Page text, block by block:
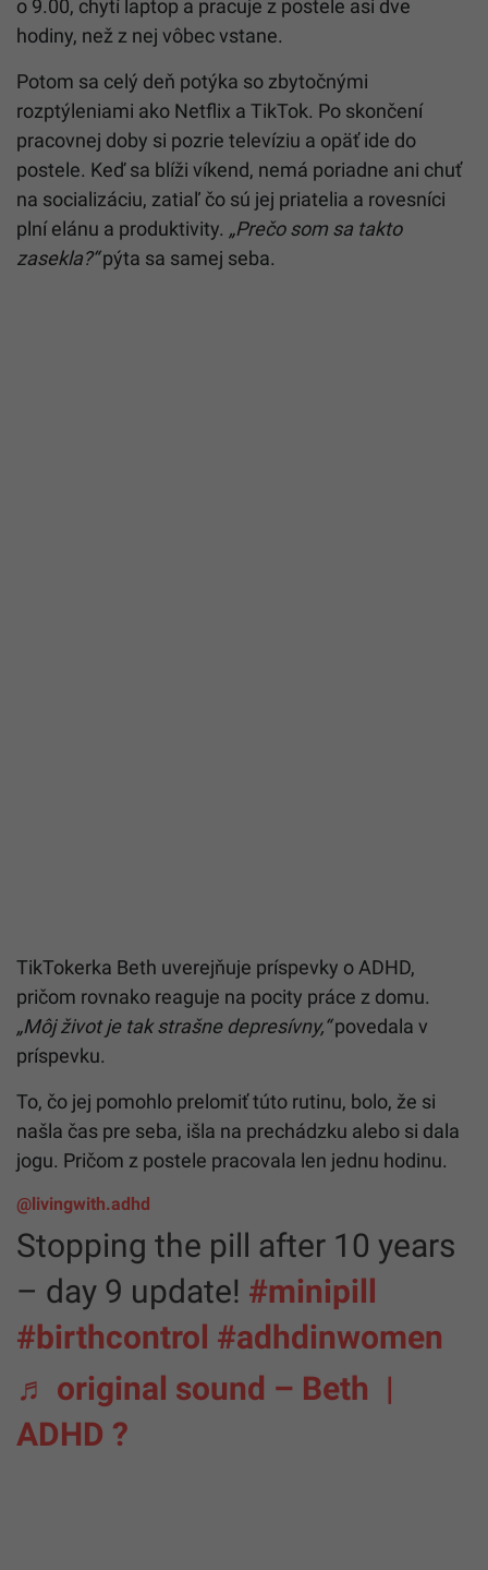
o 9.00, chytí laptop a pracuje z postele asi dve
hodiny, než z nej vôbec vstane.
Potom sa celý deň potýka so zbytočnými
rozptýleniami ako Netflix a TikTok. Po skončení
pracovnej doby si pozrie televíziu a opäť ide do
postele. Keď sa blíži víkend, nemá poriadne ani chuť
na socializáciu, zatiaľ čo sú jej priatelia a rovesníci
plní elánu a produktivity. „Prečo som sa takto
zasekla?“pýta sa samej seba.
TikTokerka Beth uverejňuje príspevky o ADHD,
pričom rovnako reaguje na pocity práce z domu.
„Môj život je tak strašne depresívny,“povedala v
príspevku.
To, čo jej pomohlo prelomiť túto rutinu, bolo, že si
našla čas pre seba, išla na prechádzku alebo si dala
jogu. Pričom z postele pracovala len jednu hodinu.
@livingwith.adhd
Stopping the pill after 10 years
– day 9 update! #minipill
#birthcontrol #adhdinwomen
♬ original sound – Beth |
ADHD ?